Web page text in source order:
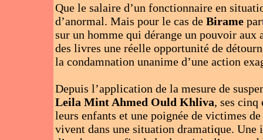
Que le salaire d’un fonctionnaire en
d’anormal. Mais pour le cas de Birame
sur un homme qui dérange un pouvoir
des livres une réelle opportunité de
la condamnation unanime d’une action
Depuis l’application de la mesure de
Leila Mint Ahmed Ould Khliva, ses cinq
leurs enfants et une poignée de victimes
vivent dans une situation dramatique.